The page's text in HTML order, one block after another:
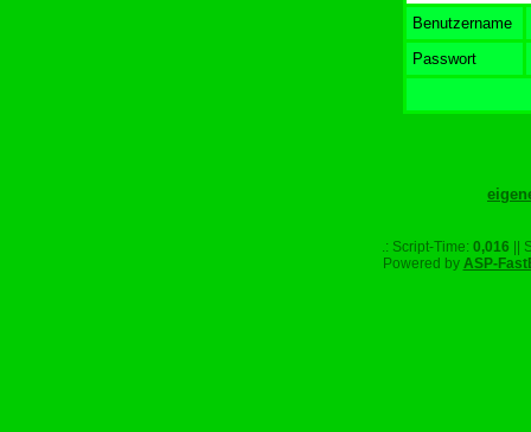
Benutzername
Passwort
.: Script-Time: 0,016 ||
Powered by ASP-